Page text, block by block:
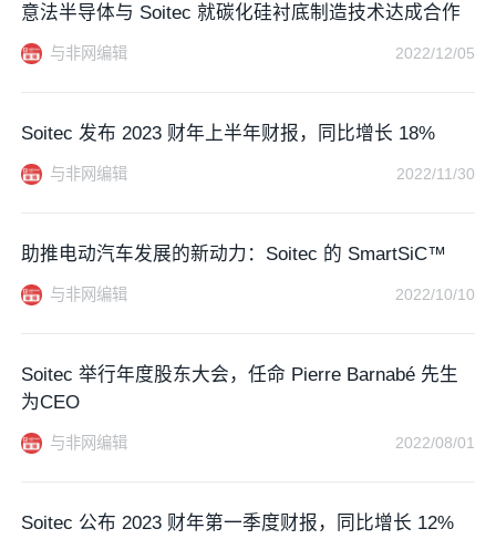
意法半导体与 Soitec 就碳化硅衬底制造技术达成合作
与非网编辑 2022/12/05
Soitec 发布 2023 财年上半年财报，同比增长 18%
与非网编辑 2022/11/30
助推电动汽车发展的新动力：Soitec 的 SmartSiC™
与非网编辑 2022/10/10
Soitec 举行年度股东大会，任命 Pierre Barnabé 先生
为CEO
与非网编辑 2022/08/01
Soitec 公布 2023 财年第一季度财报，同比增长 12%